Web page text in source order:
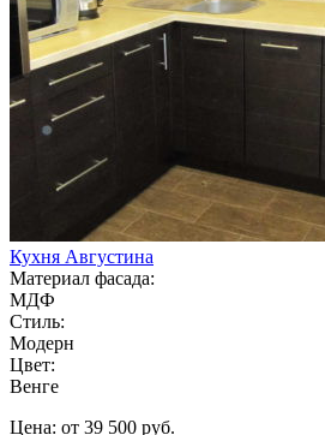
Кухня Августина
Материал фасада:
МДФ
Стиль:
Модерн
Цвет:
Венге
Цена: от 39 500 руб.